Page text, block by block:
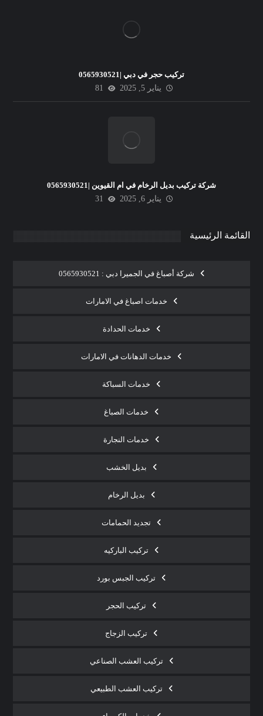
تركيب حجر في دبي |0565930521
يناير 5, 2025
81
شركة تركيب بديل الرخام في ام القيوين |0565930521
يناير 6, 2025
31
القائمة الرئيسية
شركة أصباغ في الجميرا دبي : 0565930521
خدمات اصباغ في الامارات
خدمات الحدادة
خدمات الدهانات في الامارات
خدمات السباكة
خدمات الصباغ
خدمات النجارة
بديل الخشب
بديل الرخام
تجديد الحمامات
تركيب الباركيه
تركيب الجبس بورد
تركيب الحجر
تركيب الزجاج
تركيب العشب الصناعي
تركيب العشب الطبيعي